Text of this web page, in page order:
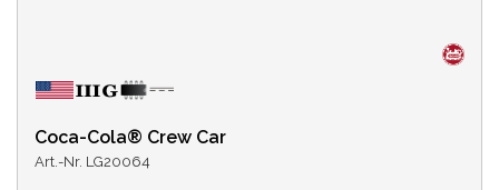
Coca-Cola® Crew Car
Art.-Nr. LG20064